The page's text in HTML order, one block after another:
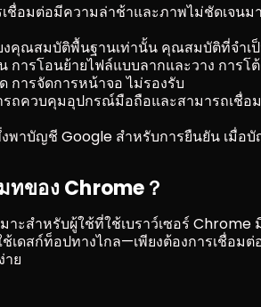
เชื่อมต่อมีความล่าช้าและภาพไม่ชัดเจนม
งคุณสมบัติพื้นฐานเท่านั้น คุณสมบัติที่จำเ
การโอนย้ายไฟล์แบบลากและวาง การโ
การจัดการหน้าจอ ไม่รองรับ
ถควบคุมอุปกรณ์มือถือและสามารถเชื่อ
พาบัญชี Google สำหรับการยืนยัน เมื่อ
ทของ Chrome？
าะสำหรับผู้ใช้ที่ใช้เบราว์เซอร์ Chrome
ดสก์ท็อปทางไกล—เพียงต้องการเชื่อม
าย